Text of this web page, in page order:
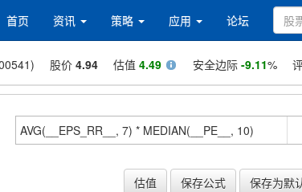
首页 资讯 策略 应用 论坛
股价 4.94 估值 4.49 安全边际 -9.11%
估值 保存公式 保存为默